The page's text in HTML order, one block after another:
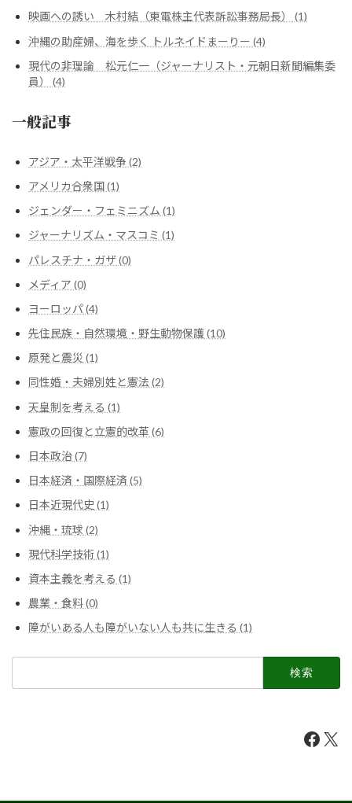
映画への誘い 木村結（東電株主代表訴訟事務局長） (1)
沖縄の助産婦、海を歩く トルネイドまーりー (4)
現代の非理論 松元仁一（ジャーナリスト・元朝日新聞編集委
員） (4)
一般記事
アジア・太平洋戦争 (2)
アメリカ合衆国 (1)
ジェンダー・フェミニズム (1)
ジャーナリズム・マスコミ (1)
パレスチナ・ガザ (0)
メディア (0)
ヨーロッパ (4)
先住民族・自然環境・野生動物保護 (10)
原発と震災 (1)
同性婚・夫婦別姓と憲法 (2)
天皇制を考える (1)
憲政の回復と立憲的改革 (6)
日本政治 (7)
日本経済・国際経済 (5)
日本近現代史 (1)
沖縄・琉球 (2)
現代科学技術 (1)
資本主義を考える (1)
農業・食料 (0)
障がいある人も障がいない人も共に生きる (1)
X